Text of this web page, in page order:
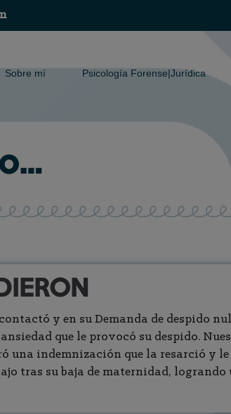
Sobre mí Psicología Forense|Jurídica
contactó y en su Demanda de despido
que le provocó su despido.
una indemnización que la resarció y
tras su baja de maternidad, logrando